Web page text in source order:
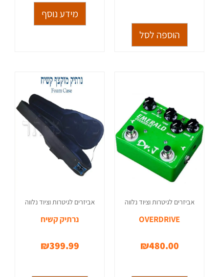
הוספה לסל
מידע נוסף
אביזרים לגיטרות וציוד נלווה
OVERDRIVE
₪480.00
אביזרים לגיטרות וציוד נלווה
נרתיק קשיח
₪399.99